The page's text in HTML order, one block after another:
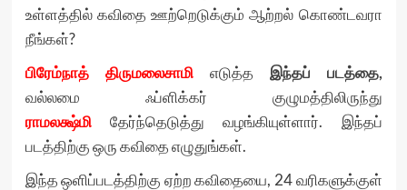
உள்ளத்தில் கவிதை ஊற்றெடுக்கும் ஆற்றல் கொண்டவரா
நீங்கள்?
பிரேம்நாத் திருமலைசாமி எடுத்த இந்தப் படத்தை,
வல்லமை ஃப்ளிக்கர் குழுமத்திலிருந்து
ராமலக்ஷ்மிதேர்ந்தெடுத்து வழங்கியுள்ளார். இந்தப்
படத்திற்கு ஒரு கவிதை எழுதுங்கள்.
இந்த ஒளிப்படத்திற்கு ஏற்ற கவிதையை, 24 வரிகளுக்குள்